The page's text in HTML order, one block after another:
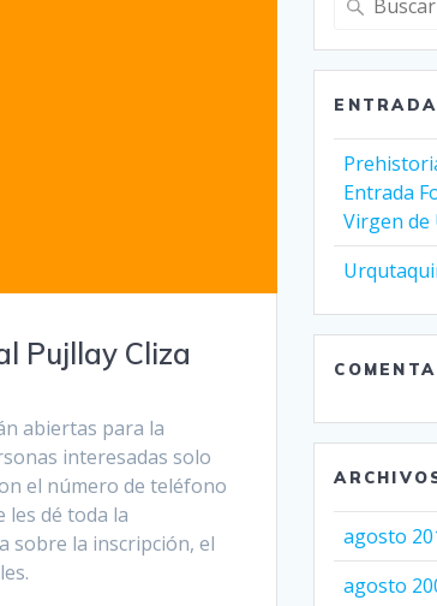
Pujllay Cliza
abiertas para la
interesadas solo
el número de teléfono
les dé toda la
sobre la inscripción, el
Entrada
Virgen de
agosto
agosto